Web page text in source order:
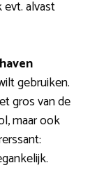
alvast
gebruiken.
gros van de
maar ook